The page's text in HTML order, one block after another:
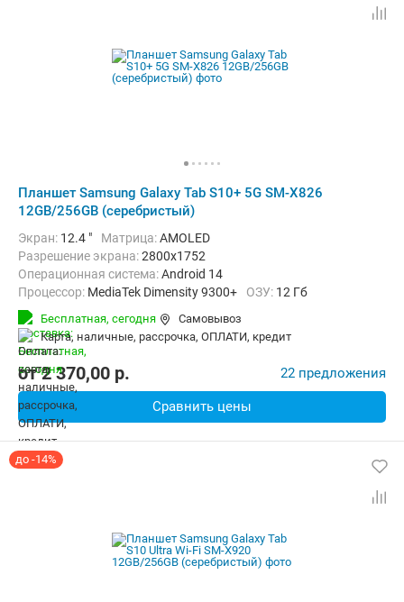
Планшет Samsung Galaxy Tab S10+ 5G SM-X826
12GB/256GB (серебристый)
Экран: 12.4 " Матрица:AMOLED
Разрешение экрана:2800x1752
Операционная система:Android 14
Процессор: MediaTek Dimensity 9300+ ОЗУ: 12 Гб
Встроенная память:
Беспроводная связь:
5G, Bluetooth, Wi-Fi
Комплектация:
Перо (стилус) 576 г
Бесплатная, сегодня
Самовывоз
карта, наличные, рассрочка, ОПЛАТИ, кредит
от2 370,00 p. 22 предложения
Сравнить цены
до -14%